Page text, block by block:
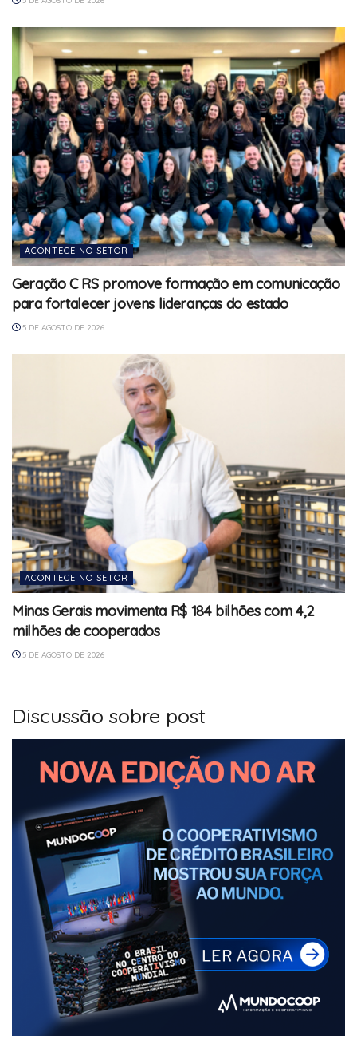
ACONTECE NO SETOR
Geração C RS promove formação em comunicação
para fortalecer jovens lideranças do estado
5 DE AGOSTO DE 2026
ACONTECE NO SETOR
Minas Gerais movimenta R$ 184 bilhões com 4,2
milhões de cooperados
5 DE AGOSTO DE 2026
Discussão sobre post